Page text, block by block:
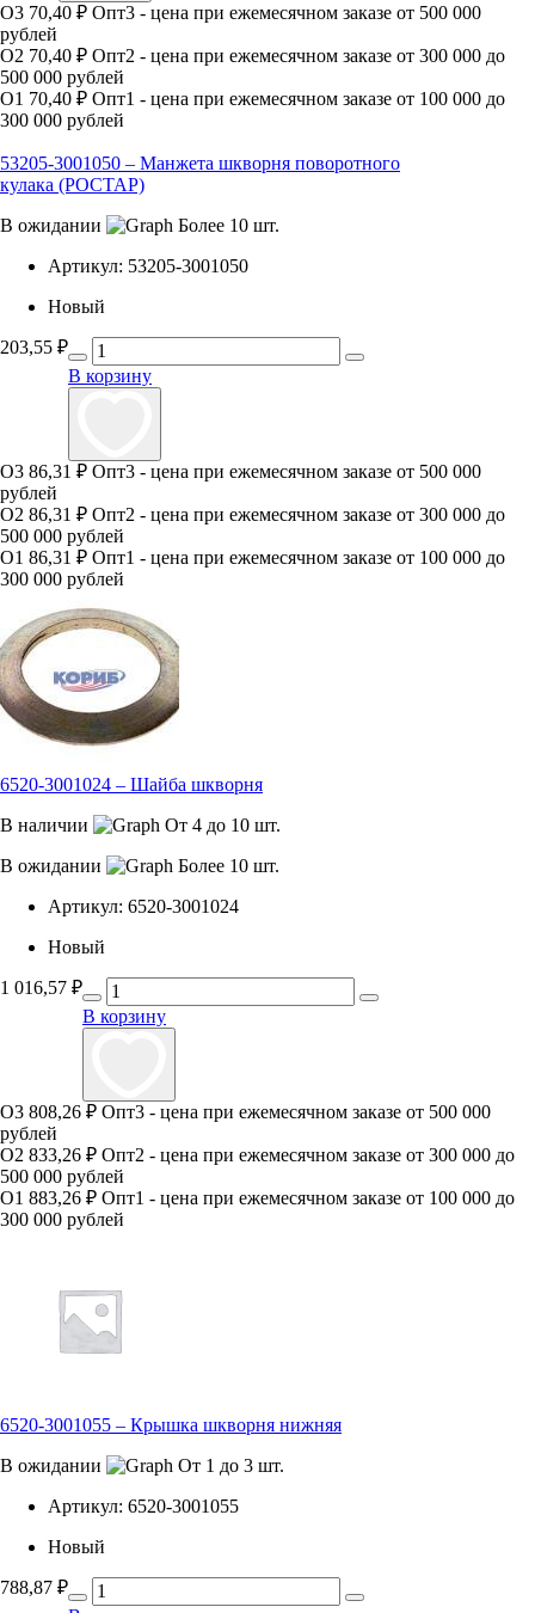
О3 70,40 ₽ Опт3 - цена при ежемесячном заказе от 500 000
рублей
О2 70,40 ₽ Опт2 - цена при ежемесячном заказе от 300 000 до
500 000 рублей
О1 70,40 ₽ Опт1 - цена при ежемесячном заказе от 100 000 до
300 000 рублей
53205-3001050 – Манжета шкворня поворотного
кулака (РОСТАР)
В ожидании
Более 10 шт.
Артикул: 53205-3001050
Новый
203,55 ₽
В корзину
О3 86,31 ₽ Опт3 - цена при ежемесячном заказе от 500 000
рублей
О2 86,31 ₽ Опт2 - цена при ежемесячном заказе от 300 000 до
500 000 рублей
О1 86,31 ₽ Опт1 - цена при ежемесячном заказе от 100 000 до
300 000 рублей
6520-3001024 – Шайба шкворня
В наличии
От 4 до 10 шт.
В ожидании
Более 10 шт.
Артикул: 6520-3001024
Новый
1 016,57 ₽
В корзину
О3 808,26 ₽ Опт3 - цена при ежемесячном заказе от 500 000
рублей
О2 833,26 ₽ Опт2 - цена при ежемесячном заказе от 300 000 до
500 000 рублей
О1 883,26 ₽ Опт1 - цена при ежемесячном заказе от 100 000 до
300 000 рублей
6520-3001055 – Крышка шкворня нижняя
В ожидании
От 1 до 3 шт.
Артикул: 6520-3001055
Новый
788,87 ₽